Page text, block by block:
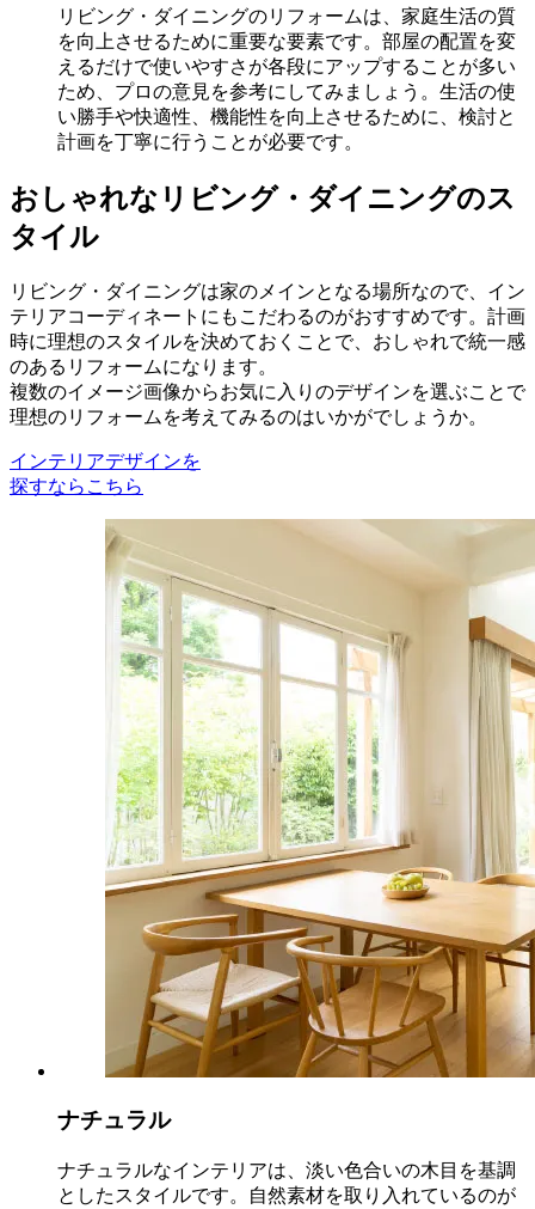
リビング・ダイニングのリフォームは、家庭生活の質
を向上させるために重要な要素です。部屋の配置を変
えるだけで使いやすさが各段にアップすることが多い
ため、プロの意見を参考にしてみましょう。生活の使
い勝手や快適性、機能性を向上させるために、検討と
計画を丁寧に行うことが必要です。
おしゃれなリビング・ダイニングのス
タイル
リビング・ダイニングは家のメインとなる場所なので、イン
テリアコーディネートにもこだわるのがおすすめです。計画
時に理想のスタイルを決めておくことで、おしゃれで統一感
のあるリフォームになります。
複数のイメージ画像からお気に入りのデザインを選ぶことで
理想のリフォームを考えてみるのはいかがでしょうか。
インテリアデザインを
探すならこちら
ナチュラル
ナチュラルなインテリアは、淡い色合いの木目を基調
としたスタイルです。自然素材を取り入れているのが